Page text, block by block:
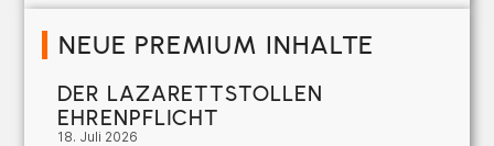
NEUE PREMIUM INHALTE
DER LAZARETTSTOLLEN
EHRENPFLICHT
18. Juli 2026